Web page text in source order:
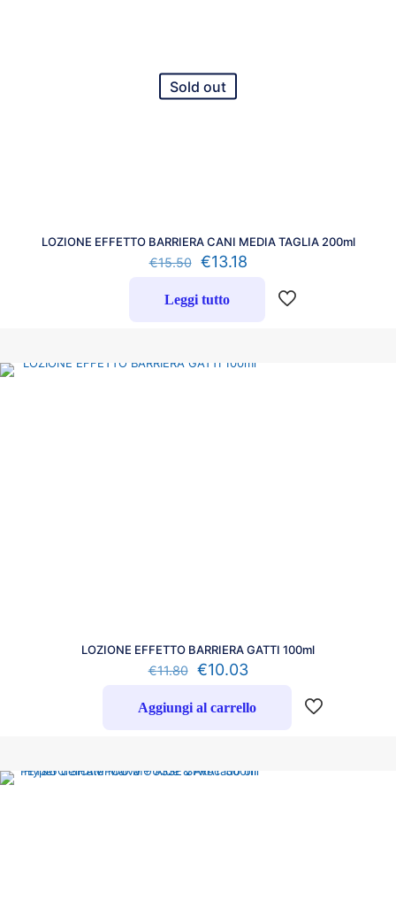
Sold out
LOZIONE EFFETTO BARRIERA CANI MEDIA TAGLIA 200ml
€15.50 €13.18
Leggi tutto
LOZIONE EFFETTO BARRIERA GATTI 100ml
€11.80 €10.03
Aggiungi al carrello